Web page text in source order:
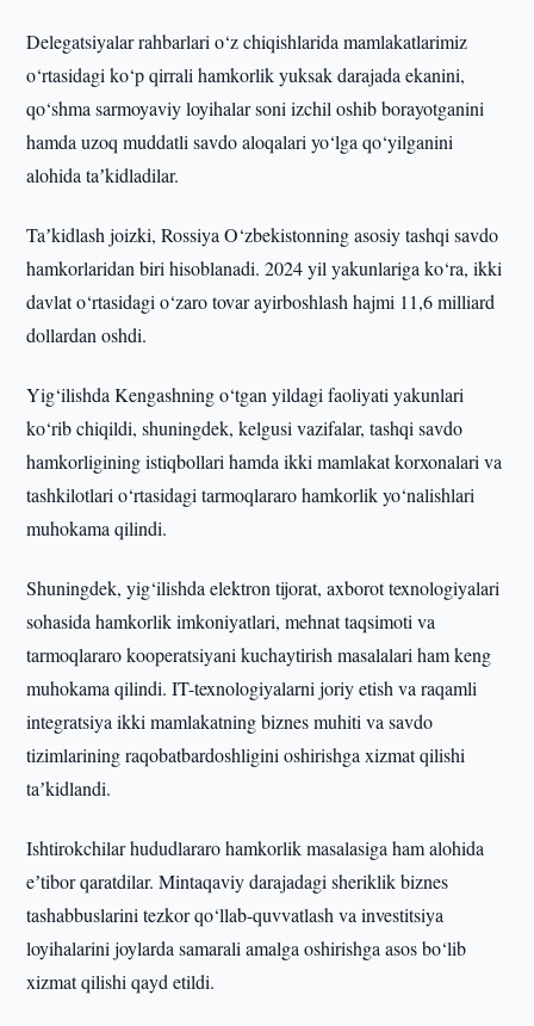
Delegatsiyalar rahbarlari o‘z chiqishlarida mamlakatlarimiz
o‘rtasidagi ko‘p qirrali hamkorlik yuksak darajada ekanini,
qo‘shma sarmoyaviy loyihalar soni izchil oshib borayotganini
hamda uzoq muddatli savdo aloqalari yo‘lga qo‘yilganini
alohida taʼkidladilar.
Taʼkidlash joizki, Rossiya O‘zbekistonning asosiy tashqi savdo
hamkorlaridan biri hisoblanadi. 2024 yil yakunlariga ko‘ra, ikki
davlat o‘rtasidagi o‘zaro tovar ayirboshlash hajmi 11,6 milliard
dollardan oshdi.
Yig‘ilishda Kengashning o‘tgan yildagi faoliyati yakunlari
ko‘rib chiqildi, shuningdek, kelgusi vazifalar, tashqi savdo
hamkorligining istiqbollari hamda ikki mamlakat korxonalari va
tashkilotlari o‘rtasidagi tarmoqlararo hamkorlik yo‘nalishlari
muhokama qilindi.
Shuningdek, yig‘ilishda elektron tijorat, axborot texnologiyalari
sohasida hamkorlik imkoniyatlari, mehnat taqsimoti va
tarmoqlararo kooperatsiyani kuchaytirish masalalari ham keng
muhokama qilindi. IT-texnologiyalarni joriy etish va raqamli
integratsiya ikki mamlakatning biznes muhiti va savdo
tizimlarining raqobatbardoshligini oshirishga xizmat qilishi
taʼkidlandi.
Ishtirokchilar hududlararo hamkorlik masalasiga ham alohida
eʼtibor qaratdilar. Mintaqaviy darajadagi sheriklik biznes
tashabbuslarini tezkor qo‘llab-quvvatlash va investitsiya
loyihalarini joylarda samarali amalga oshirishga asos bo‘lib
xizmat qilishi qayd etildi.